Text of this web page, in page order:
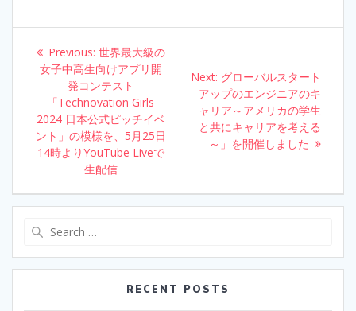
b
o
o
k
er e
n
e
Post
navigation
Previous: Previous
post:
世界最大級の
女子中高生向けアプリ開
発コンテスト
「Technovation Girls
2024 日本公式ピッチイベ
ント」の模様を、5月25日
14時よりYouTube Liveで
生配信
Next: Next
post:
グローバルスタート
アップのエンジニアのキ
ャリア～アメリカの学生
と共にキャリアを考える
～」を開催しました
RECENT POSTS